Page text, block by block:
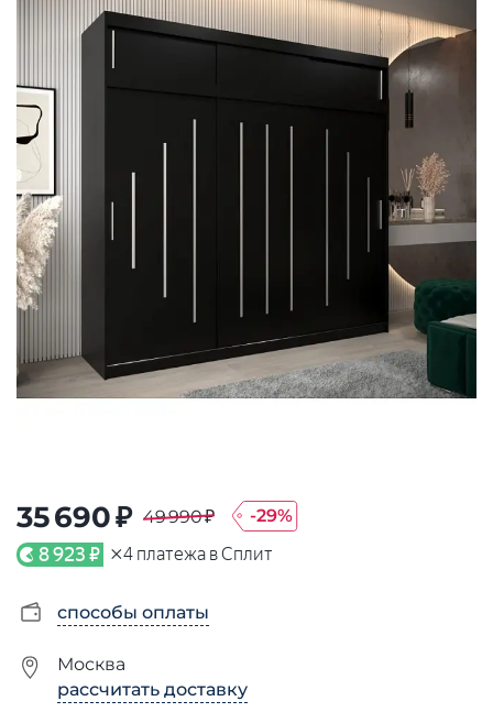
35 690 ₽ 49 990 ₽ -29%
8 923 ₽ ×4 платежа в Сплит
способы оплаты
Москва
рассчитать доставку